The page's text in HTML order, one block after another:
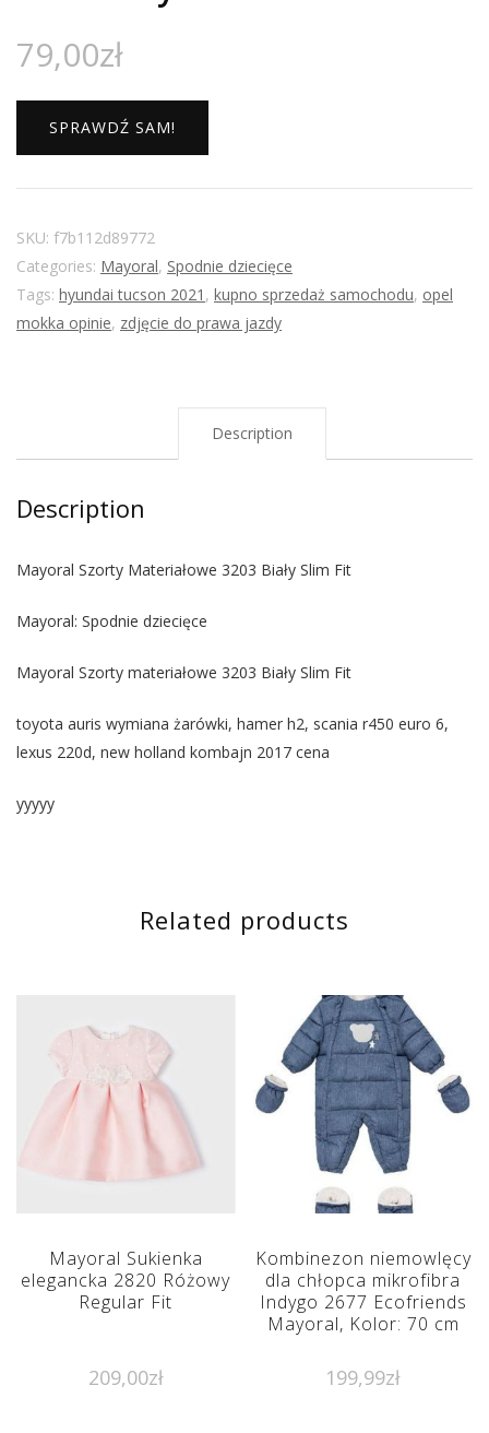
79,00zł
SPRAWDŹ SAM!
SKU: f7b112d89772
Categories: Mayoral, Spodnie dziecięce
Tags: hyundai tucson 2021 , kupno sprzedaż samochodu, opel
mokka opinie, zdjęcie do prawa jazdy
Description
Description
Mayoral Szorty Materiałowe 3203 Biały Slim Fit
Mayoral: Spodnie dziecięce
Mayoral Szorty materiałowe 3203 Biały Slim Fit
toyota auris wymiana żarówki, hamer h2, scania r450 euro 6,
lexus 220d, new holland kombajn 2017 cena
yyyyy
Related products
Mayoral Sukienka
elegancka 2820 Różowy
Regular Fit
209,00zł
Kombinezon niemowlęcy
dla chłopca mikrofibra
Indygo 2677 Ecofriends
Mayoral, Kolor: 70 cm
199,99zł